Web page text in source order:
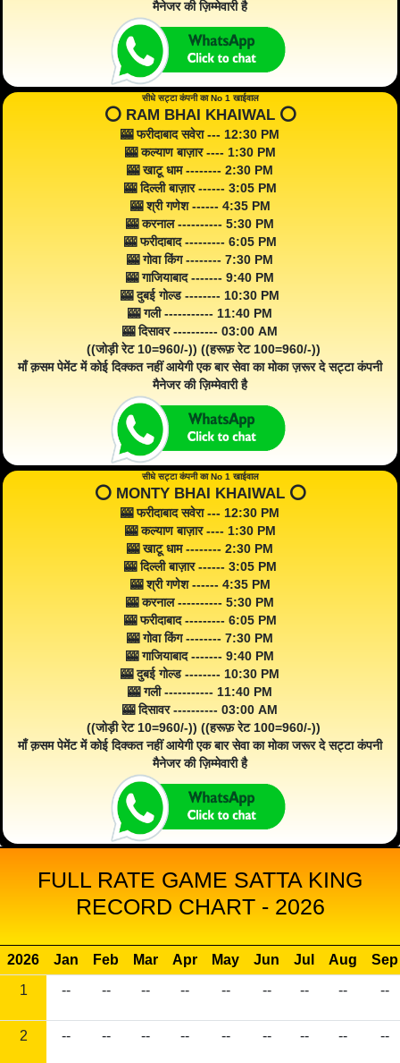
मैनेजर की ज़िम्मेवारी है
सीधे सट्टा कंपनी का No 1 खाईवाल
⭕️ RAM BHAI KHAIWAL ⭕️
🎰 फरीदाबाद सवेरा --- 12:30 PM
🎰 कल्याण बाज़ार ---- 1:30 PM
🎰 खाटू धाम -------- 2:30 PM
🎰 दिल्ली बाज़ार ------ 3:05 PM
🎰 श्री गणेश ------ 4:35 PM
🎰 करनाल ---------- 5:30 PM
🎰 फरीदाबाद --------- 6:05 PM
🎰 गोवा किंग -------- 7:30 PM
🎰 गाजियाबाद ------- 9:40 PM
🎰 दुबई गोल्ड -------- 10:30 PM
🎰 गली ----------- 11:40 PM
🎰 दिसावर ---------- 03:00 AM
((जोड़ी रेट 10=960/-)) ((हरूफ़ रेट 100=960/-))
माँ क़सम पेमेंट में कोई दिक्कत नहीं आयेगी एक बार सेवा का मोका ज़रूर दे सट्टा कंपनी
मैनेजर की ज़िम्मेवारी है
सीधे सट्टा कंपनी का No 1 खाईवाल
⭕️ MONTY BHAI KHAIWAL ⭕️
🎰 फरीदाबाद सवेरा --- 12:30 PM
🎰 कल्याण बाज़ार ---- 1:30 PM
🎰 खाटू धाम -------- 2:30 PM
🎰 दिल्ली बाज़ार ------ 3:05 PM
🎰 श्री गणेश ------ 4:35 PM
🎰 करनाल ---------- 5:30 PM
🎰 फरीदाबाद --------- 6:05 PM
🎰 गोवा किंग -------- 7:30 PM
🎰 गाजियाबाद ------- 9:40 PM
🎰 दुबई गोल्ड -------- 10:30 PM
🎰 गली ----------- 11:40 PM
🎰 दिसावर ---------- 03:00 AM
((जोड़ी रेट 10=960/-)) ((हरूफ़ रेट 100=960/-))
माँ क़सम पेमेंट में कोई दिक्कत नहीं आयेगी एक बार सेवा का मोका जरूर दे सट्टा कंपनी
मैनेजर की ज़िम्मेवारी है
FULL RATE GAME SATTA KING
RECORD CHART - 2026
2026 Jan Feb Mar Apr May Jun Jul Aug
Sep
1
-- -- -- -- -- -- -- -- --
2 -- -- -- -- -- -- -- -- --